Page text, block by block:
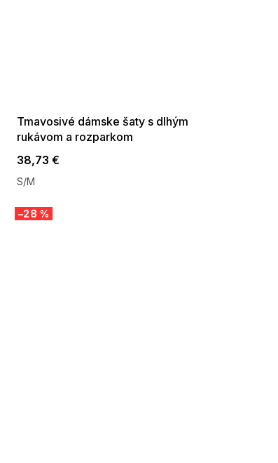
Tmavosivé dámske šaty s dlhým
rukávom a rozparkom
38,73 €
S/M
–28 %